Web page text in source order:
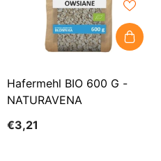
Hafermehl BIO 600 G -
NATURAVENA
€3,21